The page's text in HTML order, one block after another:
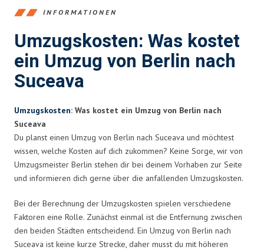
INFORMATIONEN
Umzugskosten: Was kostet
ein Umzug von Berlin nach
Suceava
Umzugskosten: Was kostet ein Umzug von Berlin nach
Suceava
Du planst einen Umzug von Berlin nach Suceava und möchtest
wissen, welche Kosten auf dich zukommen? Keine Sorge, wir von
Umzugsmeister Berlin stehen dir bei deinem Vorhaben zur Seite
und informieren dich gerne über die anfallenden Umzugskosten.
Bei der Berechnung der Umzugskosten spielen verschiedene
Faktoren eine Rolle. Zunächst einmal ist die Entfernung zwischen
den beiden Städten entscheidend. Ein Umzug von Berlin nach
Suceava ist keine kurze Strecke, daher musst du mit höheren